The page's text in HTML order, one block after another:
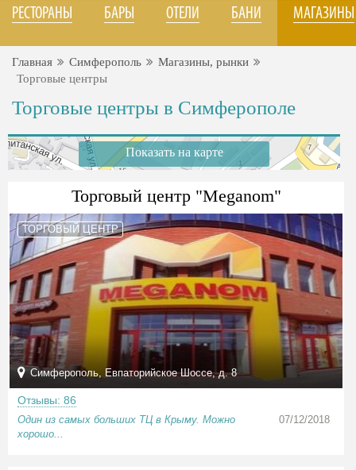
РЕСТОРАНЫ БАРЫ ОТЕЛИ БАНИ МАГАЗИНЫ
Главная Симферополь
Магазины, рынки
Торговые центры
Торговые центры в Симферополе
Показать на карте
Торговый центр "Meganom"
ТОРГОВЫЙ ЦЕНТР
Симферополь, Евпаторийское Шоссе, д. 8
Отзывы: 86
Один из самых больших ТЦ в Крыму. Можно
хорошо...
07/12/2018